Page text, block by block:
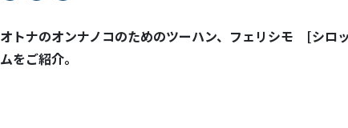
オトナのオンナノコのためのツーハン、フェリシモ [シロ
ムをご紹介。